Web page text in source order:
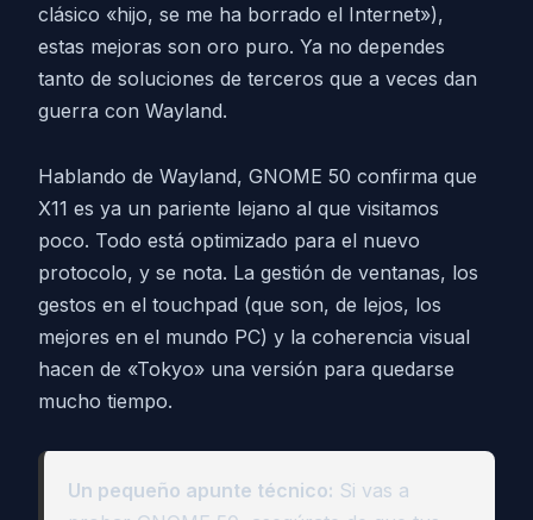
clásico «hijo, se me ha borrado el Internet»),
estas mejoras son oro puro. Ya no dependes
tanto de soluciones de terceros que a veces dan
guerra con Wayland.
Hablando de Wayland, GNOME 50 confirma que
X11 es ya un pariente lejano al que visitamos
poco. Todo está optimizado para el nuevo
protocolo, y se nota. La gestión de ventanas, los
gestos en el touchpad (que son, de lejos, los
mejores en el mundo PC) y la coherencia visual
hacen de «Tokyo» una versión para quedarse
mucho tiempo.
Un pequeño apunte técnico: Si vas a